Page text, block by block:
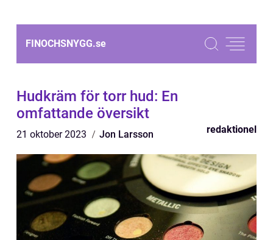
FINOCHSNYGG.se
Hudkräm för torr hud: En
omfattande översikt
21 oktober 2023 Jon Larsson redaktionel